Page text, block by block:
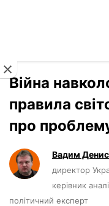
Війна
правила
про
Вадим
директор
керівник
політичний експерт